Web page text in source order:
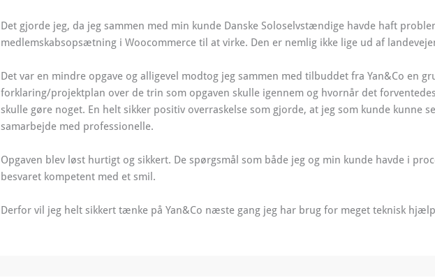
Det gjorde jeg, da jeg sammen med min kunde Danske Soloselvstændige havde haft
medlemskabsopsætning i Woocommerce til at virke. Den er nemlig ikke lige ud af
Det var en mindre opgave og alligevel modtog jeg sammen med tilbuddet fra Yan&Co en
forklaring/projektplan over de trin som opgaven skulle igennem og hvornår det
skulle gøre noget. En helt sikker positiv overraskelse som gjorde, at jeg som kunde kunne
samarbejde med professionelle.
Opgaven blev løst hurtigt og sikkert. De spørgsmål som både jeg og min kunde havde i
besvaret kompetent med et smil.
Derfor vil jeg helt sikkert tænke på Yan&Co næste gang jeg har brug for meget teknisk